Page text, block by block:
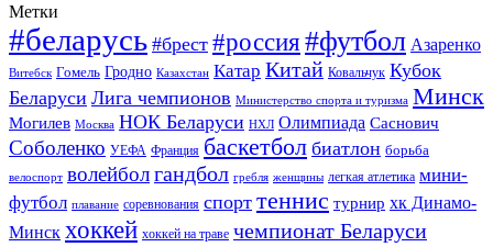
Метки
#беларусь #брест #россия#футбол Азаренко
Витебск Гомель Гродно Казахстан Катар Китай Ковальчук Кубок
Беларуси Лига чемпионов Министерство спорта и туризма Минск
Могилев Москва НОК Беларуси НХЛ Олимпиада Саснович
Соболенко УЕФА Франция баскетбол биатлон борьба
велоспорт волейболгандбол гребля женщины легкая атлетика мини-
футбол плавание соревнования спорт теннис турнир хк Динамо-
Минск хоккей хоккей на траве чемпионат Беларуси